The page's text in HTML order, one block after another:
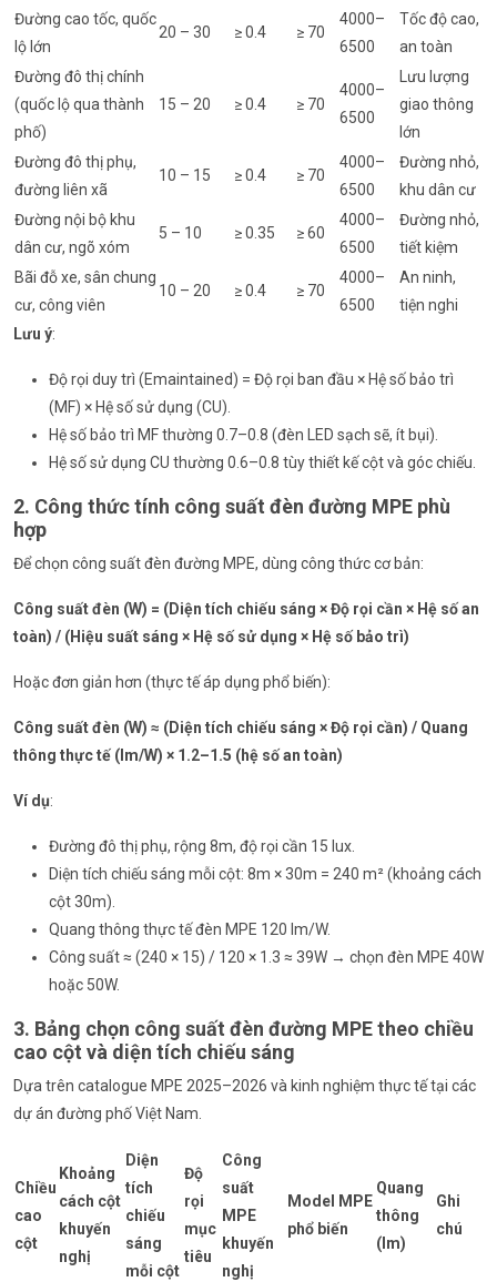
Đường cao tốc, quốc
lộ lớn
20 – 30 ≥ 0.4 ≥ 70
4000–
6500
Tốc độ cao,
an toàn
Đường đô thị chính
(quốc lộ qua thành
phố)
15 – 20 ≥ 0.4 ≥ 70
4000–
6500
Lưu lượng
giao thông
lớn
Đường đô thị phụ,
đường liên xã
10 – 15 ≥ 0.4 ≥ 70
4000–
6500
Đường nhỏ,
khu dân cư
Đường nội bộ khu
dân cư, ngõ xóm
5 – 10 ≥ 0.35 ≥ 60
4000–
6500
Đường nhỏ,
tiết kiệm
Bãi đỗ xe, sân chung
cư, công viên
10 – 20 ≥ 0.4 ≥ 70
4000–
6500
An ninh,
tiện nghi
Lưu ý:
Độ rọi duy trì (Emaintained) = Độ rọi ban đầu × Hệ số bảo trì
(MF) × Hệ số sử dụng (CU).
Hệ số bảo trì MF thường 0.7–0.8 (đèn LED sạch sẽ, ít bụi).
Hệ số sử dụng CU thường 0.6–0.8 tùy thiết kế cột và góc chiếu.
2. Công thức tính công suất đèn đường MPE phù
hợp
Để chọn công suất đèn đường MPE, dùng công thức cơ bản:
Công suất đèn (W) = (Diện tích chiếu sáng × Độ rọi cần × Hệ số an
toàn) / (Hiệu suất sáng × Hệ số sử dụng × Hệ số bảo trì)
Hoặc đơn giản hơn (thực tế áp dụng phổ biến):
Công suất đèn (W) ≈ (Diện tích chiếu sáng × Độ rọi cần) / Quang
thông thực tế (lm/W) × 1.2–1.5 (hệ số an toàn)
Ví dụ:
Đường đô thị phụ, rộng 8m, độ rọi cần 15 lux.
Diện tích chiếu sáng mỗi cột: 8m × 30m = 240 m² (khoảng cách
cột 30m).
Quang thông thực tế đèn MPE 120 lm/W.
Công suất ≈ (240 × 15) / 120 × 1.3 ≈ 39W → chọn đèn MPE 40W
hoặc 50W.
3. Bảng chọn công suất đèn đường MPE theo chiều
cao cột và diện tích chiếu sáng
Dựa trên catalogue MPE 2025–2026 và kinh nghiệm thực tế tại các
dự án đường phố Việt Nam.
Chiều
cao
cột
Khoảng
cách cột
khuyến
nghị
Diện
tích
chiếu
sáng
mỗi cột
Độ
rọi
mục
tiêu
Công
suất
MPE
khuyến
nghị
Model MPE
phổ biến
Quang
thông
(lm)
Ghi
chú